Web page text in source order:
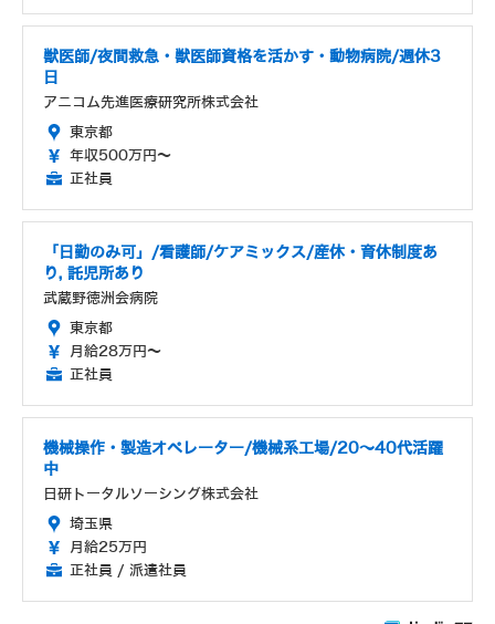
獣医師/夜間救急・獣医師資格を活かす・動物病院/週休3
日
アニコム先進医療研究所株式会社
東京都
年収500万円～
正社員
「日勤のみ可」/看護師/ケアミックス/産休・育休制度あ
り, 託児所あり
武蔵野徳洲会病院
東京都
月給28万円～
正社員
機械操作・製造オペレーター/機械系工場/20～40代活躍
中
日研トータルソーシング株式会社
埼玉県
月給25万円
正社員 / 派遣社員